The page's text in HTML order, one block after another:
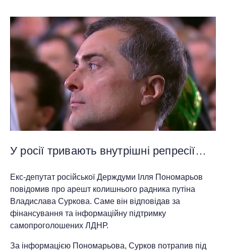
У росії тривають внутрішні репресії…
Екс-депутат російської Держдуми Ілля Пономарьов
повідомив про арешт колишнього радника путіна
Владислава Суркова. Саме він відповідав за
фінансування та інформаційну підтримку
самопроголошених ЛДНР.
За інформацією Пономарьова, Сурков потрапив під